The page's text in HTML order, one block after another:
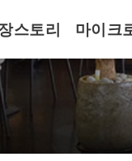
스토리 마이크